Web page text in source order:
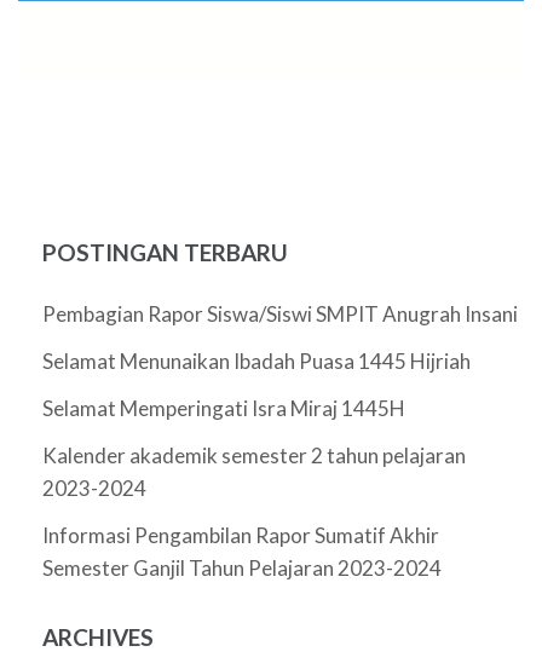
POSTINGAN TERBARU
Pembagian Rapor Siswa/Siswi SMPIT Anugrah Insani
Selamat Menunaikan Ibadah Puasa 1445 Hijriah
Selamat Memperingati Isra Miraj 1445H
Kalender akademik semester 2 tahun pelajaran
2023-2024
Informasi Pengambilan Rapor Sumatif Akhir
Semester Ganjil Tahun Pelajaran 2023-2024
ARCHIVES